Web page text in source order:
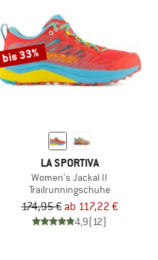
bis 33%
LA SPORTIVA
Women's Jackal II
Trailrunningschuhe
174,95 € ab 117,22 €
4,9(12)